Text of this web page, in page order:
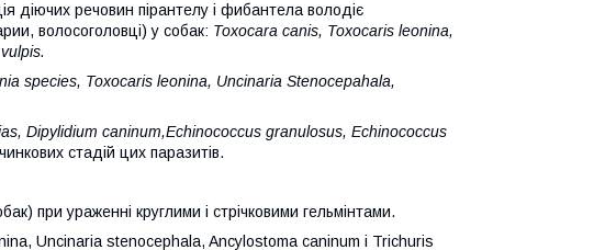
діючих речовин пірантелу і фибантела володіє
волосоголовці) у собак: Toxocara canis, Toxocaris leonina,
species, Toxocaris leonina, Uncinaria Stenocepahala,
Dipylidium caninum,Echinococcus granulosus, Echinococcus
стадій цих паразитів.
при ураженні круглими і стрічковими гельмінтами.
Uncinaria stenocephala, Ancylostoma caninum і Trichuris